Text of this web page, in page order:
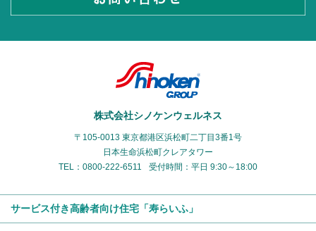
株式会社シノケンウェルネス
〒105-0013 東京都港区浜松町二丁目3番1号
日本生命浜松町クレアタワー
TEL：0800-222-6511
受付時間：平日 9:30～18:00
サービス付き高齢者向け住宅「寿らいふ」